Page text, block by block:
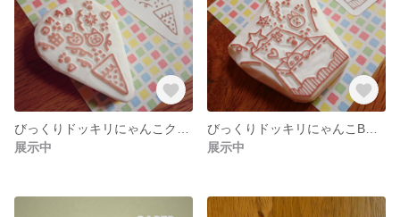
展示中
展示中